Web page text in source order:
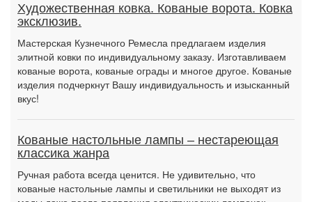
Художественная ковка. Кованые ворота. Ковка
эксклюзив.
Мастерская Кузнечного Ремесла предлагаем изделия
элитной ковки по индивидуальному заказу. Изготавливаем
кованые ворота, кованые ограды и многое другое. Кованые
изделия подчеркнут Вашу индивидуальность и изысканный
вкус!
Кованые настольные лампы – нестареющая
классика жанра
Ручная работа всегда ценится. Не удивительно, что
кованые настольные лампы и светильники не выходят из